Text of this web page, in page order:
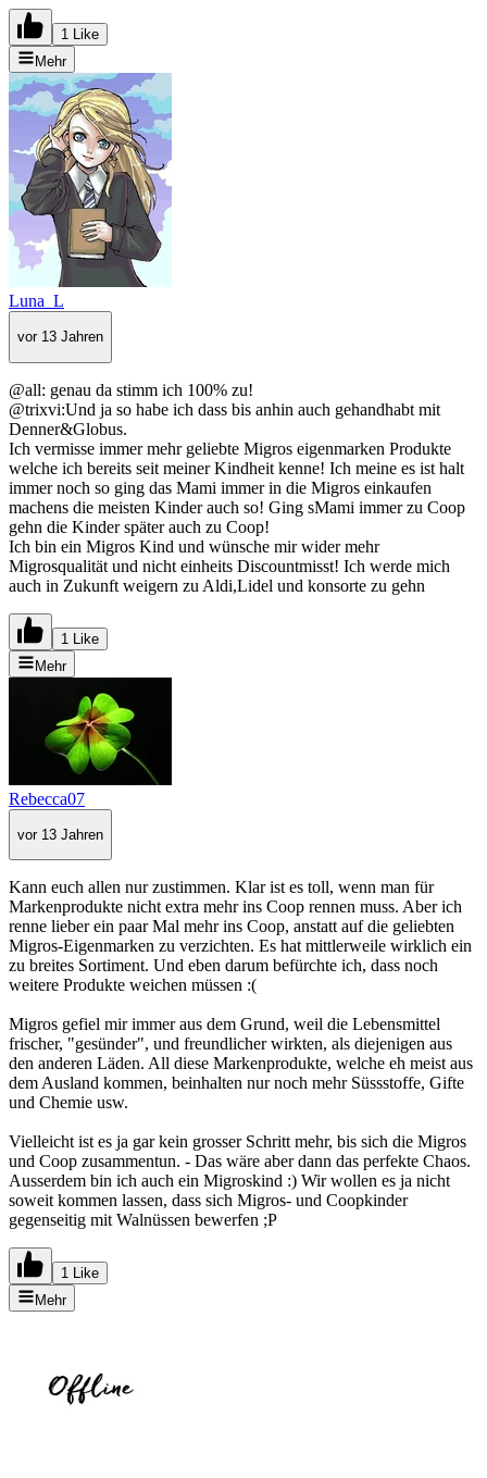
1 Like
Mehr
Luna_L
vor 13 Jahren
@all: genau da stimm ich 100% zu!
@trixvi:Und ja so habe ich dass bis anhin auch gehandhabt mit
Denner&Globus.
Ich vermisse immer mehr geliebte Migros eigenmarken Produkte
welche ich bereits seit meiner Kindheit kenne! Ich meine es ist halt
immer noch so ging das Mami immer in die Migros einkaufen
machens die meisten Kinder auch so! Ging sMami immer zu Coop
gehn die Kinder später auch zu Coop!
Ich bin ein Migros Kind und wünsche mir wider mehr
Migrosqualität und nicht einheits Discountmisst! Ich werde mich
auch in Zukunft weigern zu Aldi,Lidel und konsorte zu gehn
1 Like
Mehr
Rebecca07
vor 13 Jahren
Kann euch allen nur zustimmen. Klar ist es toll, wenn man für
Markenprodukte nicht extra mehr ins Coop rennen muss. Aber ich
renne lieber ein paar Mal mehr ins Coop, anstatt auf die geliebten
Migros-Eigenmarken zu verzichten. Es hat mittlerweile wirklich ein
zu breites Sortiment. Und eben darum befürchte ich, dass noch
weitere Produkte weichen müssen :(
Migros gefiel mir immer aus dem Grund, weil die Lebensmittel
frischer, "gesünder", und freundlicher wirkten, als diejenigen aus
den anderen Läden. All diese Markenprodukte, welche eh meist aus
dem Ausland kommen, beinhalten nur noch mehr Süssstoffe, Gifte
und Chemie usw.
Vielleicht ist es ja gar kein grosser Schritt mehr, bis sich die Migros
und Coop zusammentun. - Das wäre aber dann das perfekte Chaos.
Ausserdem bin ich auch ein Migroskind :) Wir wollen es ja nicht
soweit kommen lassen, dass sich Migros- und Coopkinder
gegenseitig mit Walnüssen bewerfen ;P
1 Like
Mehr